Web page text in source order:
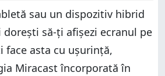
sau un dispozitiv hibrid
dorești să-ți afișezi ecranul pe
face asta cu ușurință,
Miracast încorporată în